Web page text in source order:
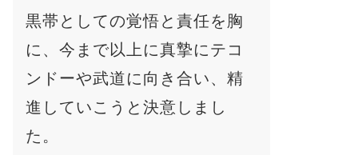
黒帯としての覚悟と責任を胸
に、今まで以上に真摯にテコ
ンドーや武道に向き合い、精
進していこうと決意しまし
た。